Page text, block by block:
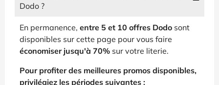
Dodo ?
En permanence, entre 5 et 10 offres Dodo sont
disponibles sur cette page pour vous faire
économiser jusqu'à 70% sur votre literie.
Pour profiter des meilleures promos disponibles,
privilégiez les périodes suivantes :